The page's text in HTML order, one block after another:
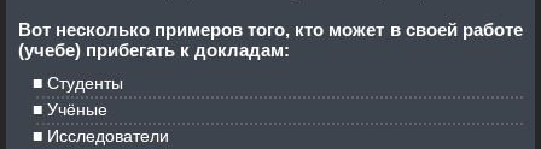
Вот несколько примеров того, кто может в своей работе
(учебе) прибегать к докладам:
Студенты
Учёные
Исследователи